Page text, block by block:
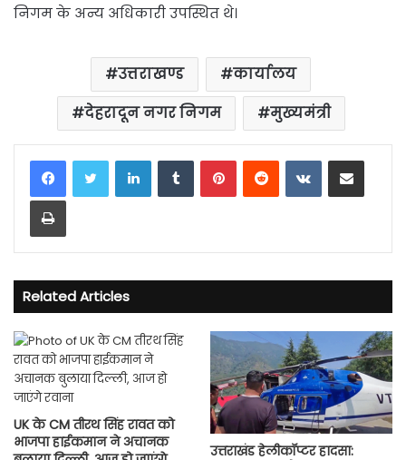
निगम के अन्य अधिकारी उपस्थित थे।
उत्तराखण्ड
कार्यालय
देहरादून नगर निगम
मुख्यमंत्री
LinkedInTumblrPinterestReddit VKontakteShare via Email
Print
Related Articles
UK के CM तीरथ सिंह रावत को
भाजपा हाईकमान ने अचानक
उत्तराखंड हेलीकॉप्टर हादसा: